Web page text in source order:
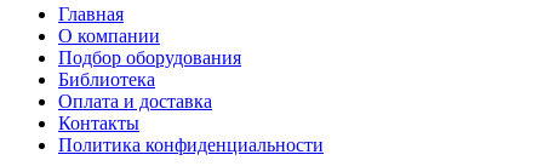
Главная
О компании
Подбор оборудования
Библиотека
Оплата и доставка
Контакты
Политика конфиденциальности